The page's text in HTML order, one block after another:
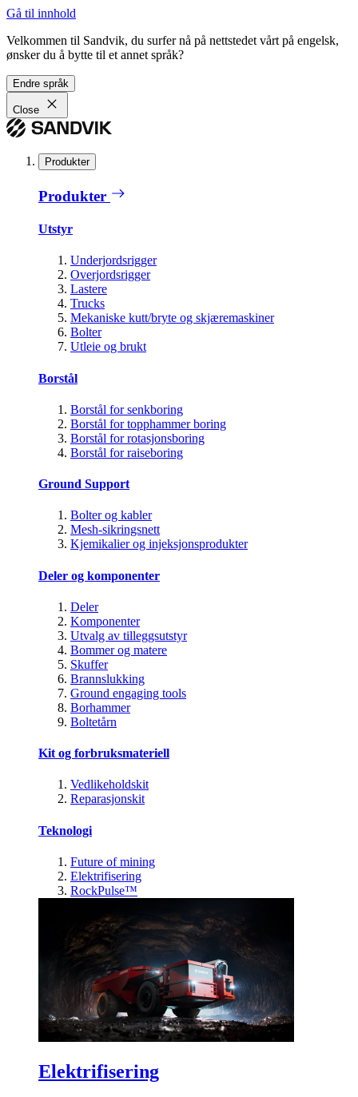
Gå til innhold
Velkommen til Sandvik, du surfer nå på nettstedet vårt på engelsk,
ønsker du å bytte til et annet språk?
Endre språk
Close
Produkter
Produkter
Utstyr
Underjordsrigger
Overjordsrigger
Lastere
Trucks
Mekaniske kutt/bryte og skjæremaskiner
Bolter
Utleie og brukt
Borstål
Borstål for senkboring
Borstål for topphammer boring
Borstål for rotasjonsboring
Borstål for raiseboring
Ground Support
Bolter og kabler
Mesh-sikringsnett
Kjemikalier og injeksjonsprodukter
Deler og komponenter
Deler
Komponenter
Utvalg av tilleggsutstyr
Bommer og matere
Skuffer
Brannslukking
Ground engaging tools
Borhammer
Boltetårn
Kit og forbruksmateriell
Vedlikeholdskit
Reparasjonskit
Teknologi
Future of mining
Elektrifisering
RockPulse™
Elektrifisering